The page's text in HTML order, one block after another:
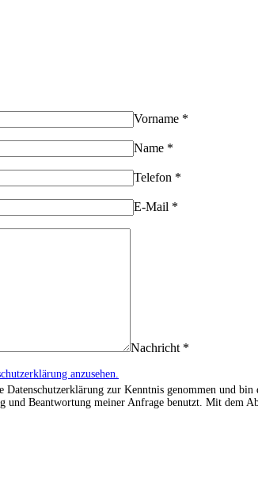
Vorname *
Name *
Telefon *
E-Mail *
Nachricht *
anzusehen.
zur Kenntnis genommen und
und Beantwortung meiner Anfrage benutzt. Mit dem